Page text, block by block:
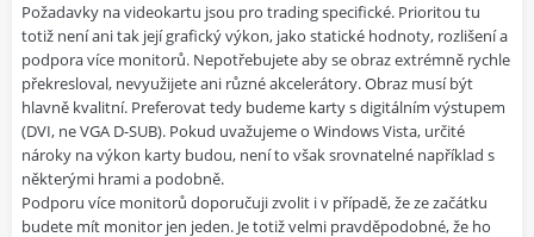
Požadavky na videokartu jsou pro trading specifické. Prioritou tu
totiž není ani tak její grafický výkon, jako statické hodnoty, rozlišení a
podpora více monitorů. Nepotřebujete aby se obraz extrémně rychle
překresloval, nevyužijete ani různé akcelerátory. Obraz musí být
hlavně kvalitní. Preferovat tedy budeme karty s digitálním výstupem
(DVI, ne VGA D-SUB). Pokud uvažujeme o Windows Vista, určité
nároky na výkon karty budou, není to však srovnatelné například s
některými hrami a podobně.
Podporu více monitorů doporučuji zvolit i v případě, že ze začátku
budete mít monitor jen jeden. Je totiž velmi pravděpodobné, že ho